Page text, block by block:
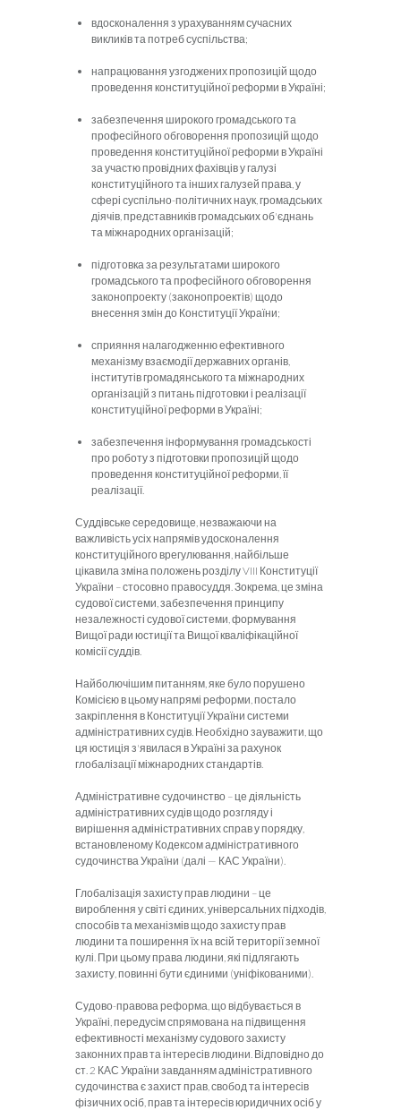
вдосконалення з урахуванням сучасних
викликів та потреб суспільства;
напрацювання узгоджених пропозицій щодо
проведення конституційної реформи в Україні;
забезпечення широкого громадського та
професійного обговорення пропозицій щодо
проведення конституційної реформи в Україні
за участю провідних фахівців у галузі
конституційного та інших галузей права, у
сфері суспільно-політичних наук, громадських
діячів, представників громадських об'єднань
та міжнародних організацій;
підготовка за результатами широкого
громадського та професійного обговорення
законопроекту (законопроектів) щодо
внесення змін до Конституції України;
сприяння налагодженню ефективного
механізму взаємодії державних органів,
інститутів громадянського та міжнародних
організацій з питань підготовки і реалізації
конституційної реформи в Україні;
забезпечення інформування громадськості
про роботу з підготовки пропозицій щодо
проведення конституційної реформи, її
реалізації.
Суддівське середовище, незважаючи на
важливість усіх напрямів удосконалення
конституційного врегулювання, найбільше
цікавила зміна положень розділу VIII Конституції
України – стосовно правосуддя. Зокрема, це зміна
судової системи, забезпечення принципу
незалежності судової системи, формування
Вищої ради юстиції та Вищої кваліфікаційної
комісії суддів.
Найболючішим питанням, яке було порушено
Комісією в цьому напрямі реформи, постало
закріплення в Конституції України системи
адміністративних судів. Необхідно зауважити, що
ця юстиція з'явилася в Україні за рахунок
глобалізації міжнародних стандартів.
Адміністративне судочинство – це діяльність
адміністративних судів щодо розгляду і
вирішення адміністративних справ у порядку,
встановленому Кодексом адміністративного
судочинства України (далі — КАС України).
Глобалізація захисту прав людини – це
вироблення у світі єдиних, універсальних підходів,
способів та механізмів щодо захисту прав
людини та поширення їх на всій території земної
кулі. При цьому права людини, які підлягають
захисту, повинні бути єдиними (уніфікованими).
Судово-правова реформа, що відбувається в
Україні, передусім спрямована на підвищення
ефективності механізму судового захисту
законних прав та інтересів людини. Відповідно до
ст. 2 КАС України завданням адміністративного
судочинства є захист прав, свобод та інтересів
фізичних осіб, прав та інтересів юридичних осіб у